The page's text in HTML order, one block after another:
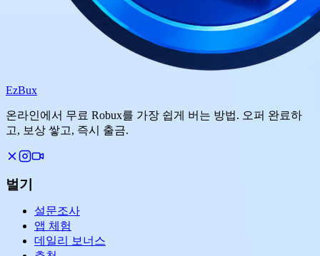
EzBux
온라인에서 무료 Robux를 가장 쉽게 버는 방법. 오퍼 완료하
고, 보상 쌓고, 즉시 출금.
벌기
설문조사
앱 체험
데일리 보너스